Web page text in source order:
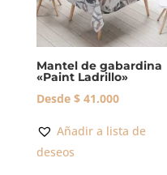
Mantel de gabardina
«Paint Ladrillo»
Desde $41.000
Añadir a lista de
deseos